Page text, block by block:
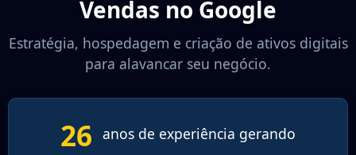
Vendas no Google
Estratégia, hospedagem e criação de ativos digitais
para alavancar seu negócio.
26 anos de experiência gerando